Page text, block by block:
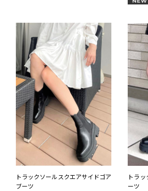
トラックソールスクエアサイドゴア
ブーツ
トラ
ーツ